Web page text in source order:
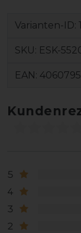
Varianten-ID:
SKU: ESK-
EAN:
5
4
3
2